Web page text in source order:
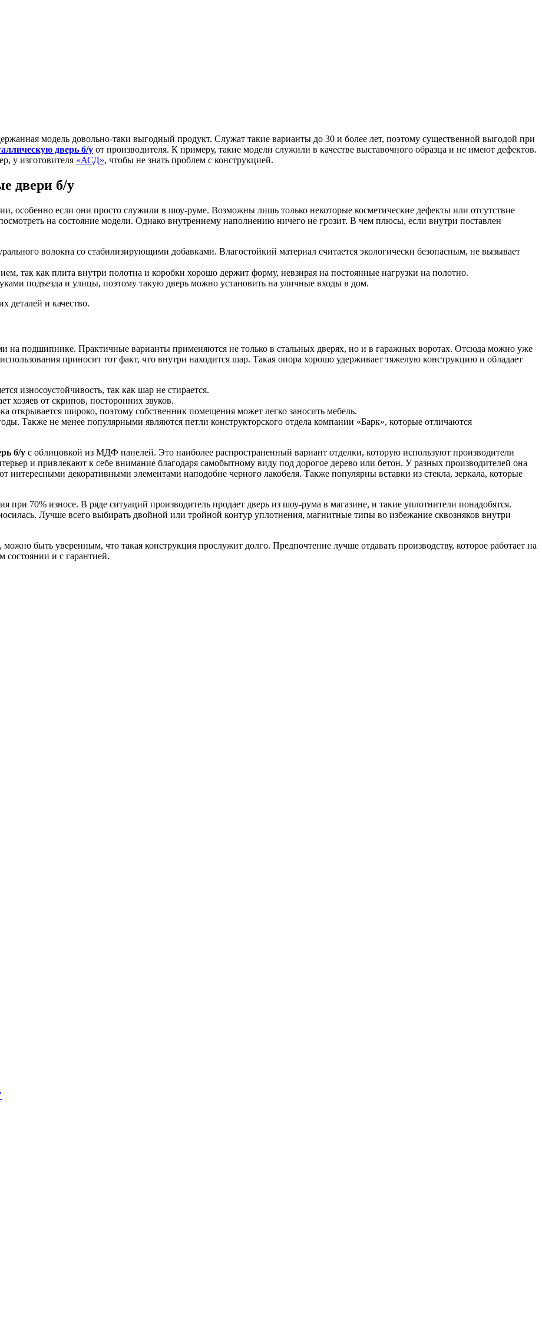
модель довольно-таки выгодный продукт. Служат такие варианты до 30 и более лет, поэтому существенной выгодой при
дверь б/у от производителя. К примеру, такие модели служили в качестве выставочного образца и не имеют дефектов.
у изготовителя «АСД», чтобы не знать проблем с конструкцией.
двери б/у
особенно если они просто служили в шоу-руме. Возможны лишь только некоторые косметические дефекты или отсутствие
на состояние модели. Однако внутреннему наполнению ничего не грозит. В чем плюсы, если внутри поставлен
волокна со стабилизирующими добавками. Влагостойкий материал считается экологически безопасным, не вызывает
так как плита внутри полотна и коробки хорошо держит форму, невзирая на постоянные нагрузки на полотно.
подъезда и улицы, поэтому такую дверь можно установить на уличные входы в дом.
деталей и качество.
на подшипнике. Практичные варианты применяются не только в стальных дверях, но и в гаражных воротах. Отсюда можно уже
приносит тот факт, что внутри находится шар. Такая опора хорошо удерживает тяжелую конструкцию и обладает
износоустойчивость, так как шар не стирается.
хозяев от скрипов, посторонних звуков.
открывается широко, поэтому собственник помещения может легко заносить мебель.
Также не менее популярными являются петли конструкторского отдела компании «Барк», которые отличаются
б/у с облицовкой из МДФ панелей. Это наиболее распространенный вариант отделки, которую используют производители
и привлекают к себе внимание благодаря самобытному виду под дорогое дерево или бетон. У разных производителей она
интересными декоративными элементами наподобие черного лакобеля. Также популярны вставки из стекла, зеркала, которые
при 70% износе. В ряде ситуаций производитель продает дверь из шоу-рума в магазине, и такие уплотнители понадобятся.
Лучше всего выбирать двойной или тройной контур уплотнения, магнитные типы во избежание сквозняков внутри
быть уверенным, что такая конструкция прослужит долго. Предпочтение лучше отдавать производству, которое работает на
состоянии и с гарантией.